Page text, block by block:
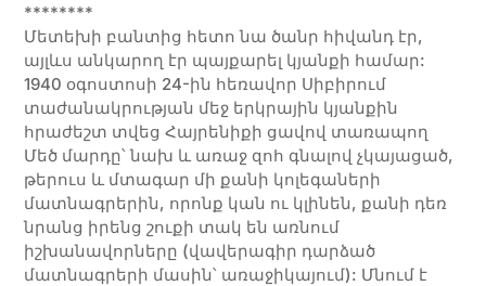
********
Մետեխի բանտից հետո նա ծանր հիվանդ էր,
այլևս անկարող էր պայքարել կյանքի համար:
1940 օգոստոսի 24-ին հեռավոր Սիբիրում
տաժանակրության մեջ երկրային կյանքին
հրաժեշտ տվեց Հայրենիքի ցավով տառապող
Մեծ մարդը՝ նախ և առաջ զոհ գնալով չկայացած,
թերուս և մտագար մի քանի կոլեգաների
մատնագրերին, որոնք կան ու կլինեն, քանի դեռ
նրանց իրենց շուքի տակ են առնում
իշխանավորները (վավերագիր դարձած
մատնագրերի մասին՝ առաջիկայում): Մնում է